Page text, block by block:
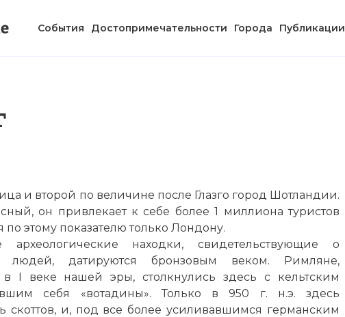
События Достопримечательности Города Публикации
и второй по величине после Глазго город Шотландии.
он привлекает к себе более 1 миллиона туристов
по этому показателю только Лондону.
находки, свидетельствующие о
людей, датируются бронзовым веком. Римляне,
I веке нашей эры, столкнулись здесь с кельтским
себя «вотадины». Только в 950 г. н.э. здесь
скоттов, и, под все более усиливавшимся германским